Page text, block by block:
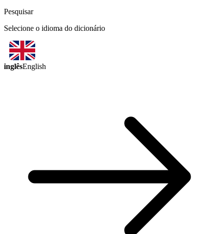
Pesquisar
Selecione o idioma do dicionário
inglêsEnglish